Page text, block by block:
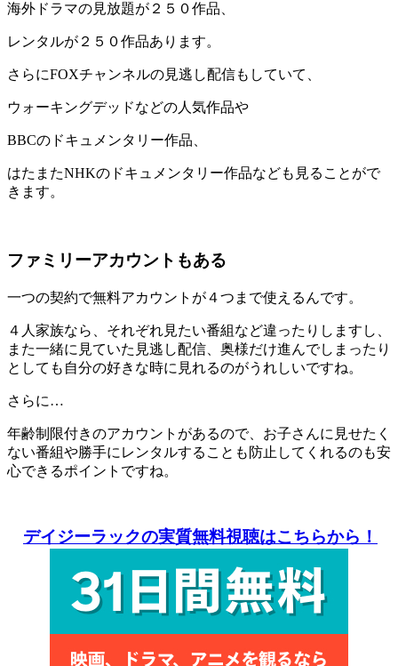
海外ドラマの見放題が２５０作品、
レンタルが２５０作品あります。
さらにFOXチャンネルの見逃し配信もしていて、
ウォーキングデッドなどの人気作品や
BBCのドキュメンタリー作品、
はたまたNHKのドキュメンタリー作品なども見ることがで
きます。
ファミリーアカウントもある
一つの契約で無料アカウントが４つまで使えるんです。
４人家族なら、それぞれ見たい番組など違ったりしますし、
また一緒に見ていた見逃し配信、奥様だけ進んでしまったり
としても自分の好きな時に見れるのがうれしいですね。
さらに…
年齢制限付きのアカウントがあるので、お子さんに見せたく
ない番組や勝手にレンタルすることも防止してくれるのも安
心できるポイントですね。
デイジーラックの実質無料視聴はこちらから！